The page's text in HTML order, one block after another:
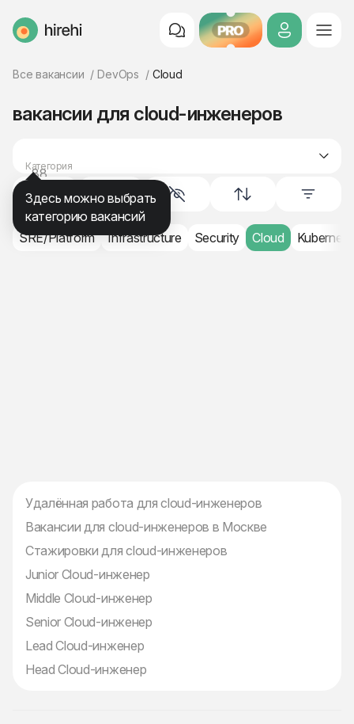
HireHi PRO
Все вакансии DevOps Cloud
Категория
DevOps
88
вакансии для cloud-инженеров
SRE/Platform Infrastructure Security Cloud
Удалённая работа для cloud-инженеров
Вакансии для cloud-инженеров в Москве
Стажировки для cloud-инженеров
Junior Cloud-инженер
Middle Cloud-инженер
Senior Cloud-инженер
Lead Cloud-инженер
Head Cloud-инженер
Здесь можно выбрать
категорию вакансий